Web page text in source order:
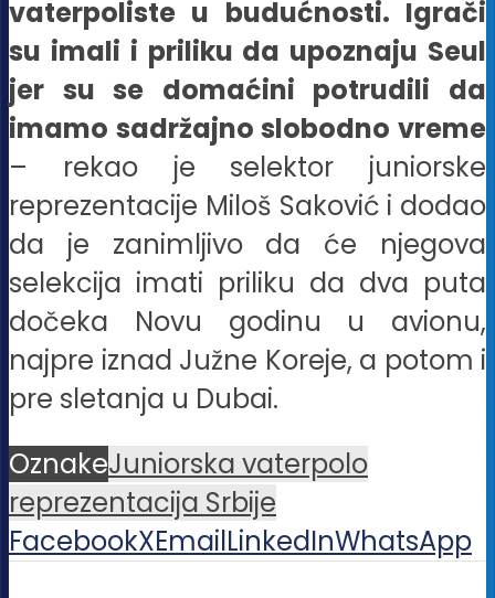
vaterpoliste u budućnosti. Igrači
su imali i priliku da upoznaju Seul
jer su se domaćini potrudili da
imamo sadržajno slobodno vreme
– rekao je selektor juniorske
reprezentacije Miloš Saković i dodao
da je zanimljivo da će njegova
selekcija imati priliku da dva puta
dočeka Novu godinu u avionu,
najpre iznad Južne Koreje, a potom i
pre sletanja u Dubai.
OznakeJuniorska vaterpolo
reprezentacija Srbije
FacebookXEmailLinkedInWhatsApp